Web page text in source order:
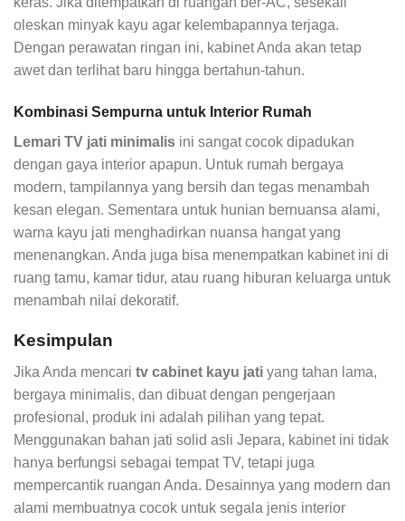
oleskan minyak kayu agar kelembapannya terjaga.
Dengan perawatan ringan ini, kabinet Anda akan tetap
awet dan terlihat baru hingga bertahun-tahun.
Kombinasi Sempurna untuk Interior Rumah
Lemari TV jati minimalis ini sangat cocok dipadukan
dengan gaya interior apapun. Untuk rumah bergaya
modern, tampilannya yang bersih dan tegas menambah
kesan elegan. Sementara untuk hunian bernuansa alami,
warna kayu jati menghadirkan nuansa hangat yang
menenangkan. Anda juga bisa menempatkan kabinet ini di
ruang tamu, kamar tidur, atau ruang hiburan keluarga untuk
menambah nilai dekoratif.
Kesimpulan
Jika Anda mencari tv cabinet kayu jati yang tahan lama,
bergaya minimalis, dan dibuat dengan pengerjaan
profesional, produk ini adalah pilihan yang tepat.
Menggunakan bahan jati solid asli Jepara, kabinet ini tidak
hanya berfungsi sebagai tempat TV, tetapi juga
mempercantik ruangan Anda. Desainnya yang modern dan
alami membuatnya cocok untuk segala jenis interior